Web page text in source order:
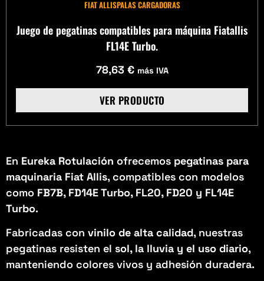
FIAT ALLISPALAS CARGADORAS
Juego de pegatinas compatibles para máquina Fiatallis
FL14E Turbo.
78,63 € más IVA
VER PRODUCTO
En Eureka Rotulación ofrecemos pegatinas para
maquinaria Fiat Allis, compatibles con modelos
como FB7B, FD14E Turbo, FL20, FD20 y FL14E
Turbo.
Fabricadas con vinilo de alta calidad, nuestras
pegatinas resisten el sol, la lluvia y el uso diario,
manteniendo colores vivos y adhesión duradera.